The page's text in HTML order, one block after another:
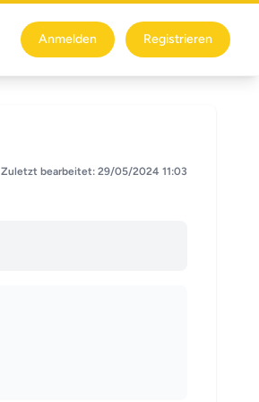
Anmelden Registrieren
Zuletzt bearbeitet: 29/05/2024 11:03